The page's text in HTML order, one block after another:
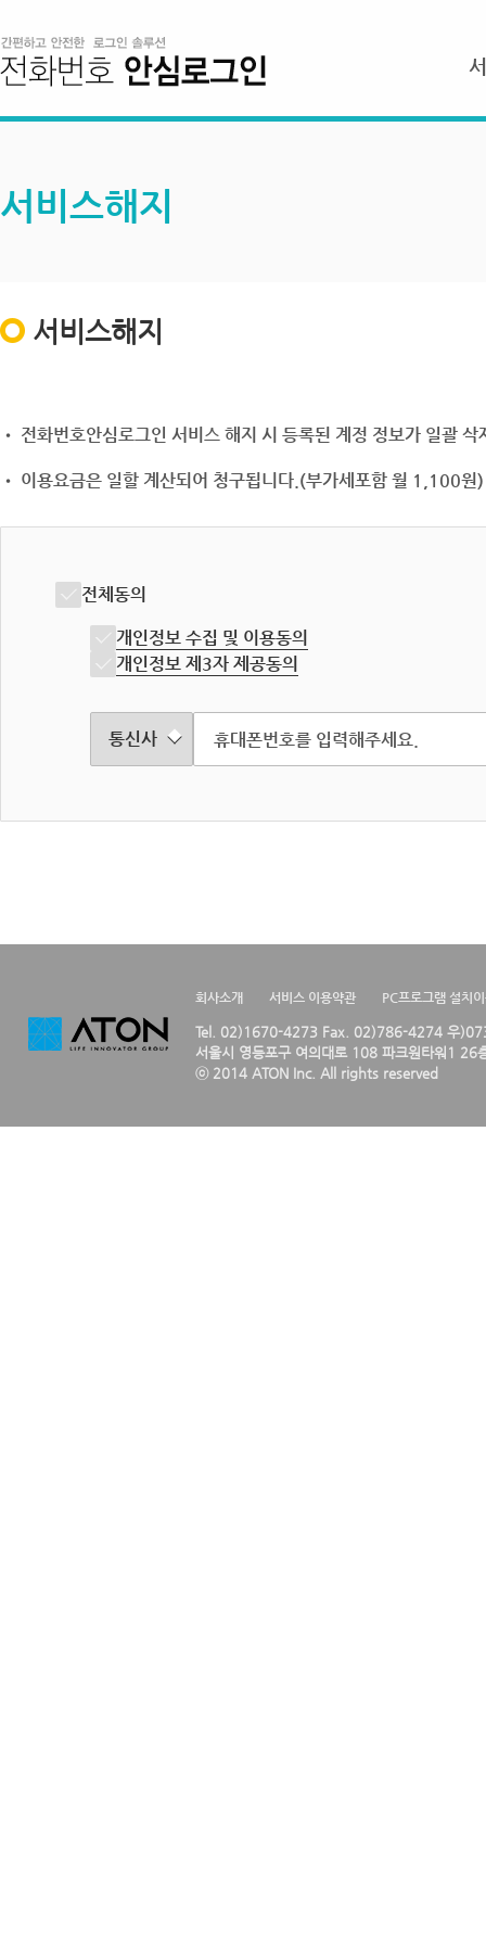
서비스해지
서비스해지
• 전화번호안심로그인 서비스 해지 시 등록된 계정 정보가 일괄
• 이용요금은 일할 계산되어 청구됩니다.(부가세포함 월 1,100원)
전체동의
개인정보 수집 및 이용동의
개인정보 제3자 제공동의
회사소개 서비스 이용약관 PC프로그램 설치
Tel. 02)1670-4273 Fax. 02)786-4274 우
서울시 영등포구 여의대로 108 파크원타워1 26
ⓒ 2014 ATON Inc. All rights reserved